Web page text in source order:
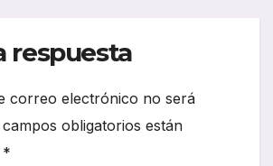
respuesta
correo electrónico no será
campos obligatorios están
*